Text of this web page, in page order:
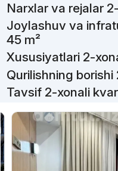
Narxlar va rejalar
Joylashuv va
45 m²
Xususiyatlari 2-
Qurilishning
Tavsif 2-xonali